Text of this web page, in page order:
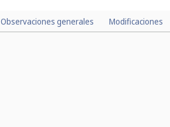
Observaciones generales Modificaciones